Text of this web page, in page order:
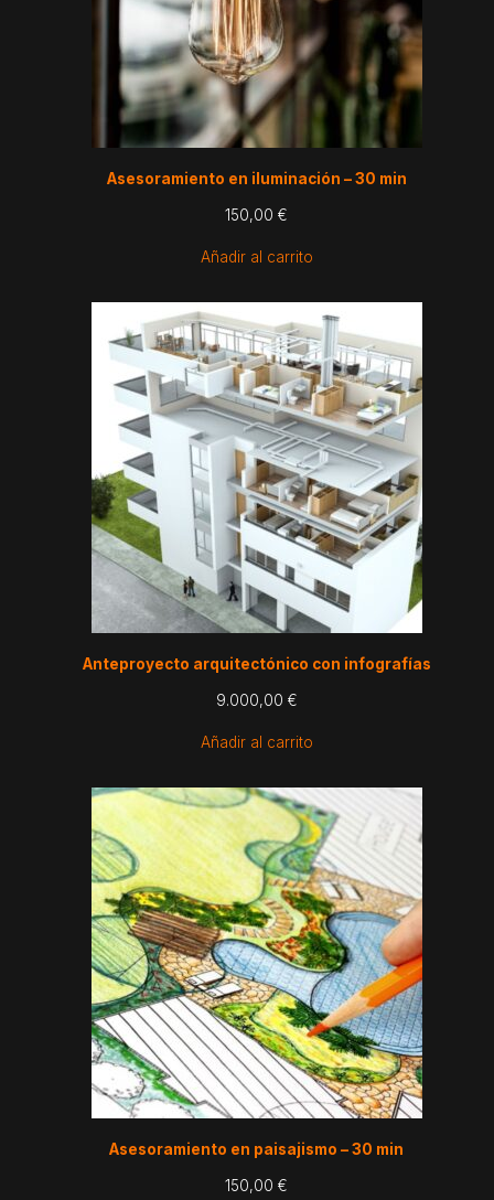
Asesoramiento en iluminación – 30 min
150,00€
Añadir al carrito
Anteproyecto arquitectónico con infografías
9.000,00 €
Añadir al carrito
Asesoramiento en paisajismo – 30 min
150,00€